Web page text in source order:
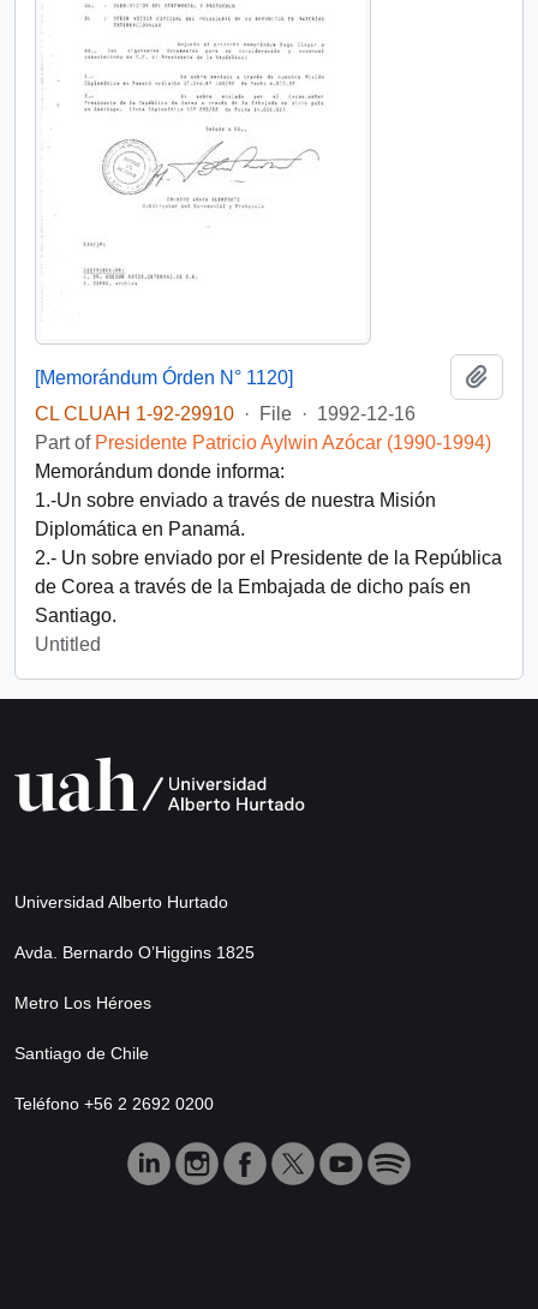
[Memorándum Órden N° 1120]
CL CLUAH 1-92-29910 · File · 1992-12-16
Part of Presidente Patricio Aylwin Azócar (1990-1994)
Memorándum donde informa:
1.-Un sobre enviado a través de nuestra Misión
Diplomática en Panamá.
2.- Un sobre enviado por el Presidente de la República
de Corea a través de la Embajada de dicho país en
Santiago.
Untitled
Universidad Alberto Hurtado
Avda. Bernardo O’Higgins 1825
Metro Los Héroes
Santiago de Chile
Teléfono +56 2 2692 0200